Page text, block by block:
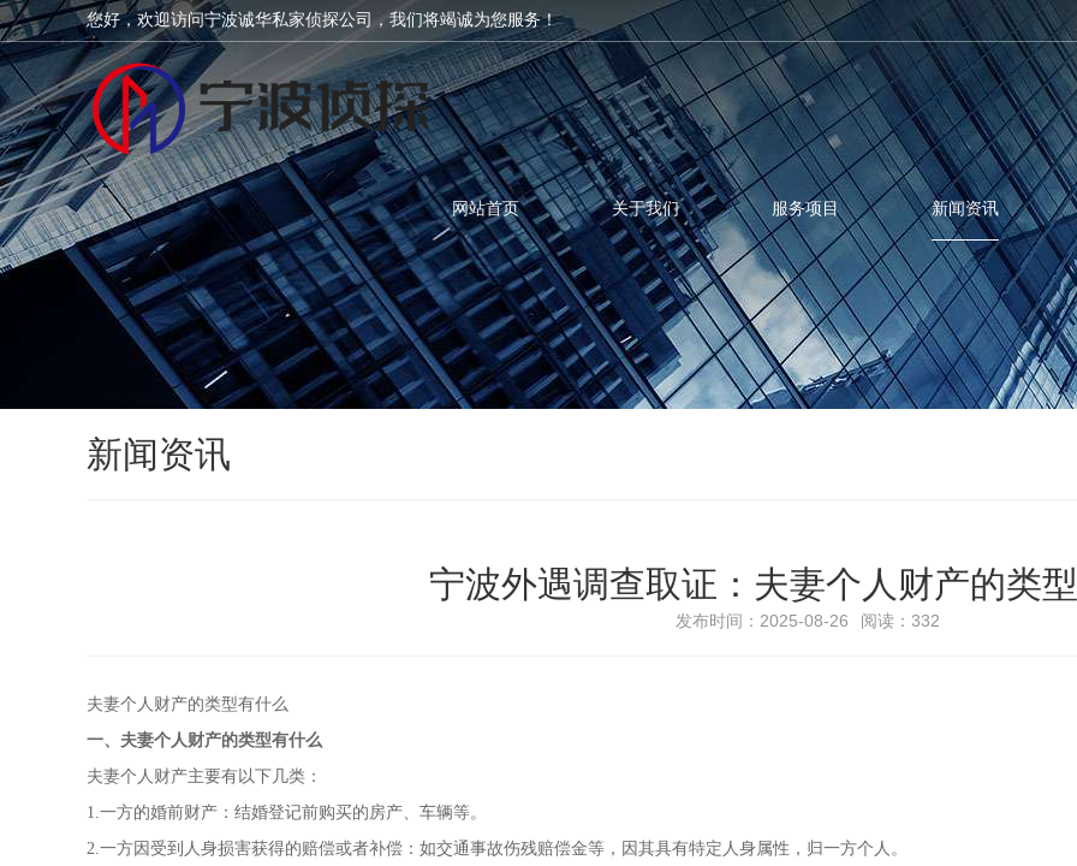
您好，欢迎访问宁波诚华私家侦探公司，我们将竭诚为您服务！
网站首页 关于我们 服务项目 新闻资讯
新闻资讯
宁波外遇调查取证：夫妻个人财产的类
发布时间：2025-08-26 阅读：332
夫妻个人财产的类型有什么
一、夫妻个人财产的类型有什么
夫妻个人财产主要有以下几类：
1.一方的婚前财产：结婚登记前购买的房产、车辆等。
2.一方因受到人身损害获得的赔偿或者补偿：如交通事故伤残赔偿金等，因其具有特定人身属性，归一方个人。